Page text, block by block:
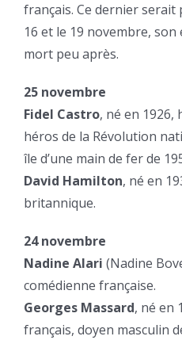
français. Ce dernier
16 et le 19 novembre,
mort peu après.
25 novembre
Fidel Castro, né en 1926,
héros de la Révolution
île d’une main de fer de
David Hamilton, né en
britannique.
24 novembre
Nadine Alari (Nadine
comédienne française.
Georges Massard, né en
français, doyen masculin